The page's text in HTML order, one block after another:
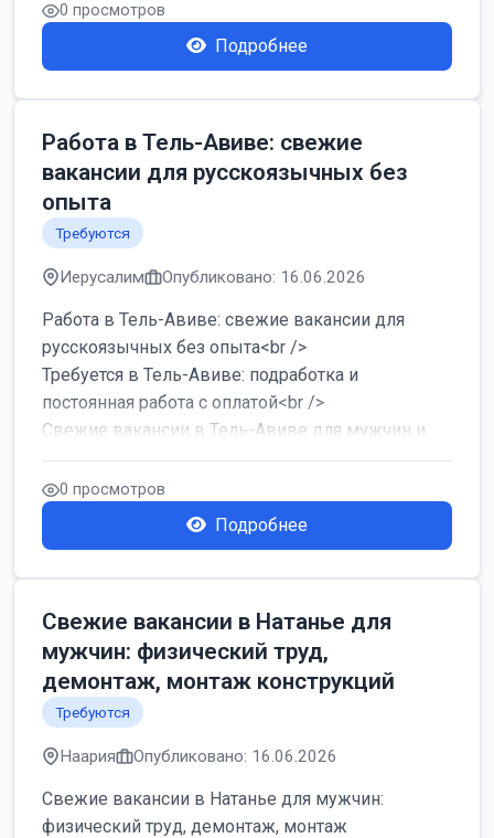
0 просмотров
Подробнее
Работа в Тель-Авиве: свежие
вакансии для русскоязычных без
опыта
Требуются
Иерусалим Опубликовано: 16.06.2026
Работа в Тель-Авиве: свежие вакансии для
русскоязычных без опыта<br />
Требуется в Тель-Авиве: подработка и
постоянная работа с оплатой<br />
Свежие вакансии в Тель-Авиве для мужчин и
женщин от хозя...
0 просмотров
Подробнее
Свежие вакансии в Натанье для
мужчин: физический труд,
демонтаж, монтаж конструкций
Требуются
Наария Опубликовано: 16.06.2026
Свежие вакансии в Натанье для мужчин:
физический труд, демонтаж, монтаж